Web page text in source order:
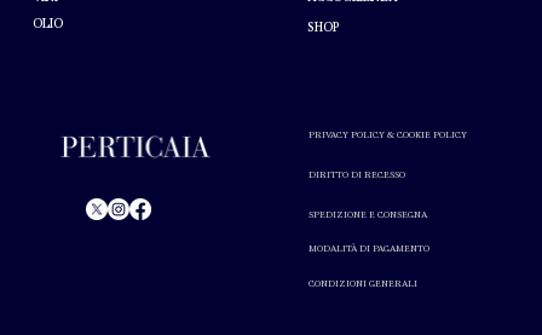
PRIVACY POLICY & COOKIE POLICY
MODALITÀ DI PAGAMENTO
CONDIZIONI GENERALI
SPEDIZIONE E CONSEGNA
DIRITTO DI RECESSO
OLIO
SHOP